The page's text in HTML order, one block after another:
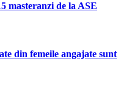
masteranzi de la ASE
din femeile angajate sunt